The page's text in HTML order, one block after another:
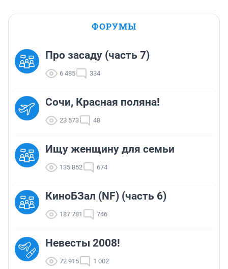
ФОРУМЫ
Про засаду (часть 7)
6 485 334
Сочи, Красная поляна!
23 573 48
Ищу женщину для семьи
135 852 674
КиноБЗал (NF) (часть 6)
187 781 746
Невесты 2008!
72 915 1 002